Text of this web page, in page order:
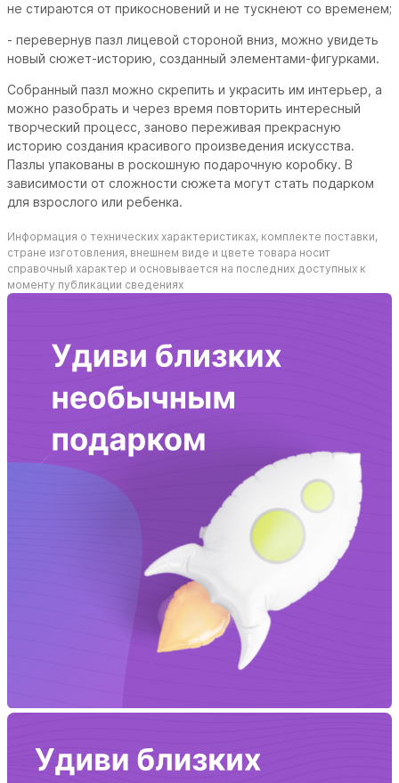
не стираются от прикосновений и не тускнеют со временем;
- перевернув пазл лицевой стороной вниз, можно увидеть
новый сюжет-историю, созданный элементами-фигурками.
Собранный пазл можно скрепить и украсить им интерьер, а
можно разобрать и через время повторить интересный
творческий процесс, заново переживая прекрасную
историю создания красивого произведения искусства.
Пазлы упакованы в роскошную подарочную коробку. В
зависимости от сложности сюжета могут стать подарком
для взрослого или ребенка.
Информация о технических характеристиках, комплекте поставки,
стране изготовления, внешнем виде и цвете товара носит
справочный характер и основывается на последних доступных к
моменту публикации сведениях